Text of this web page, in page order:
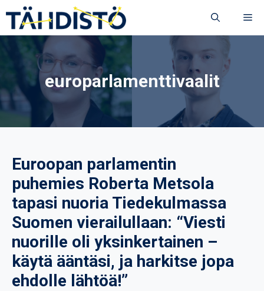
sisältöön
europarlamenttivaalit
Euroopan parlamentin
puhemies Roberta Metsola
tapasi nuoria Tiedekulmassa
Suomen vierailullaan: “Viesti
nuorille oli yksinkertainen –
käytä ääntäsi, ja harkitse jopa
ehdolle lähtöä!”